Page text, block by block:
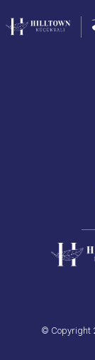
© Copyright